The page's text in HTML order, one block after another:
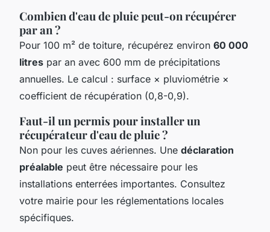
Combien d'eau de pluie peut-on récupérer
par an ?
Pour 100 m² de toiture, récupérez environ 60 000
litres par an avec 600 mm de précipitations
annuelles. Le calcul : surface × pluviométrie ×
coefficient de récupération (0,8-0,9).
Faut-il un permis pour installer un
récupérateur d'eau de pluie ?
Non pour les cuves aériennes. Une déclaration
préalable peut être nécessaire pour les
installations enterrées importantes. Consultez
votre mairie pour les réglementations locales
spécifiques.